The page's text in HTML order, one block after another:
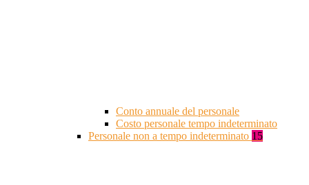
Conto annuale del personale
Costo personale tempo indeterminato
Personale non a tempo indeterminato 15